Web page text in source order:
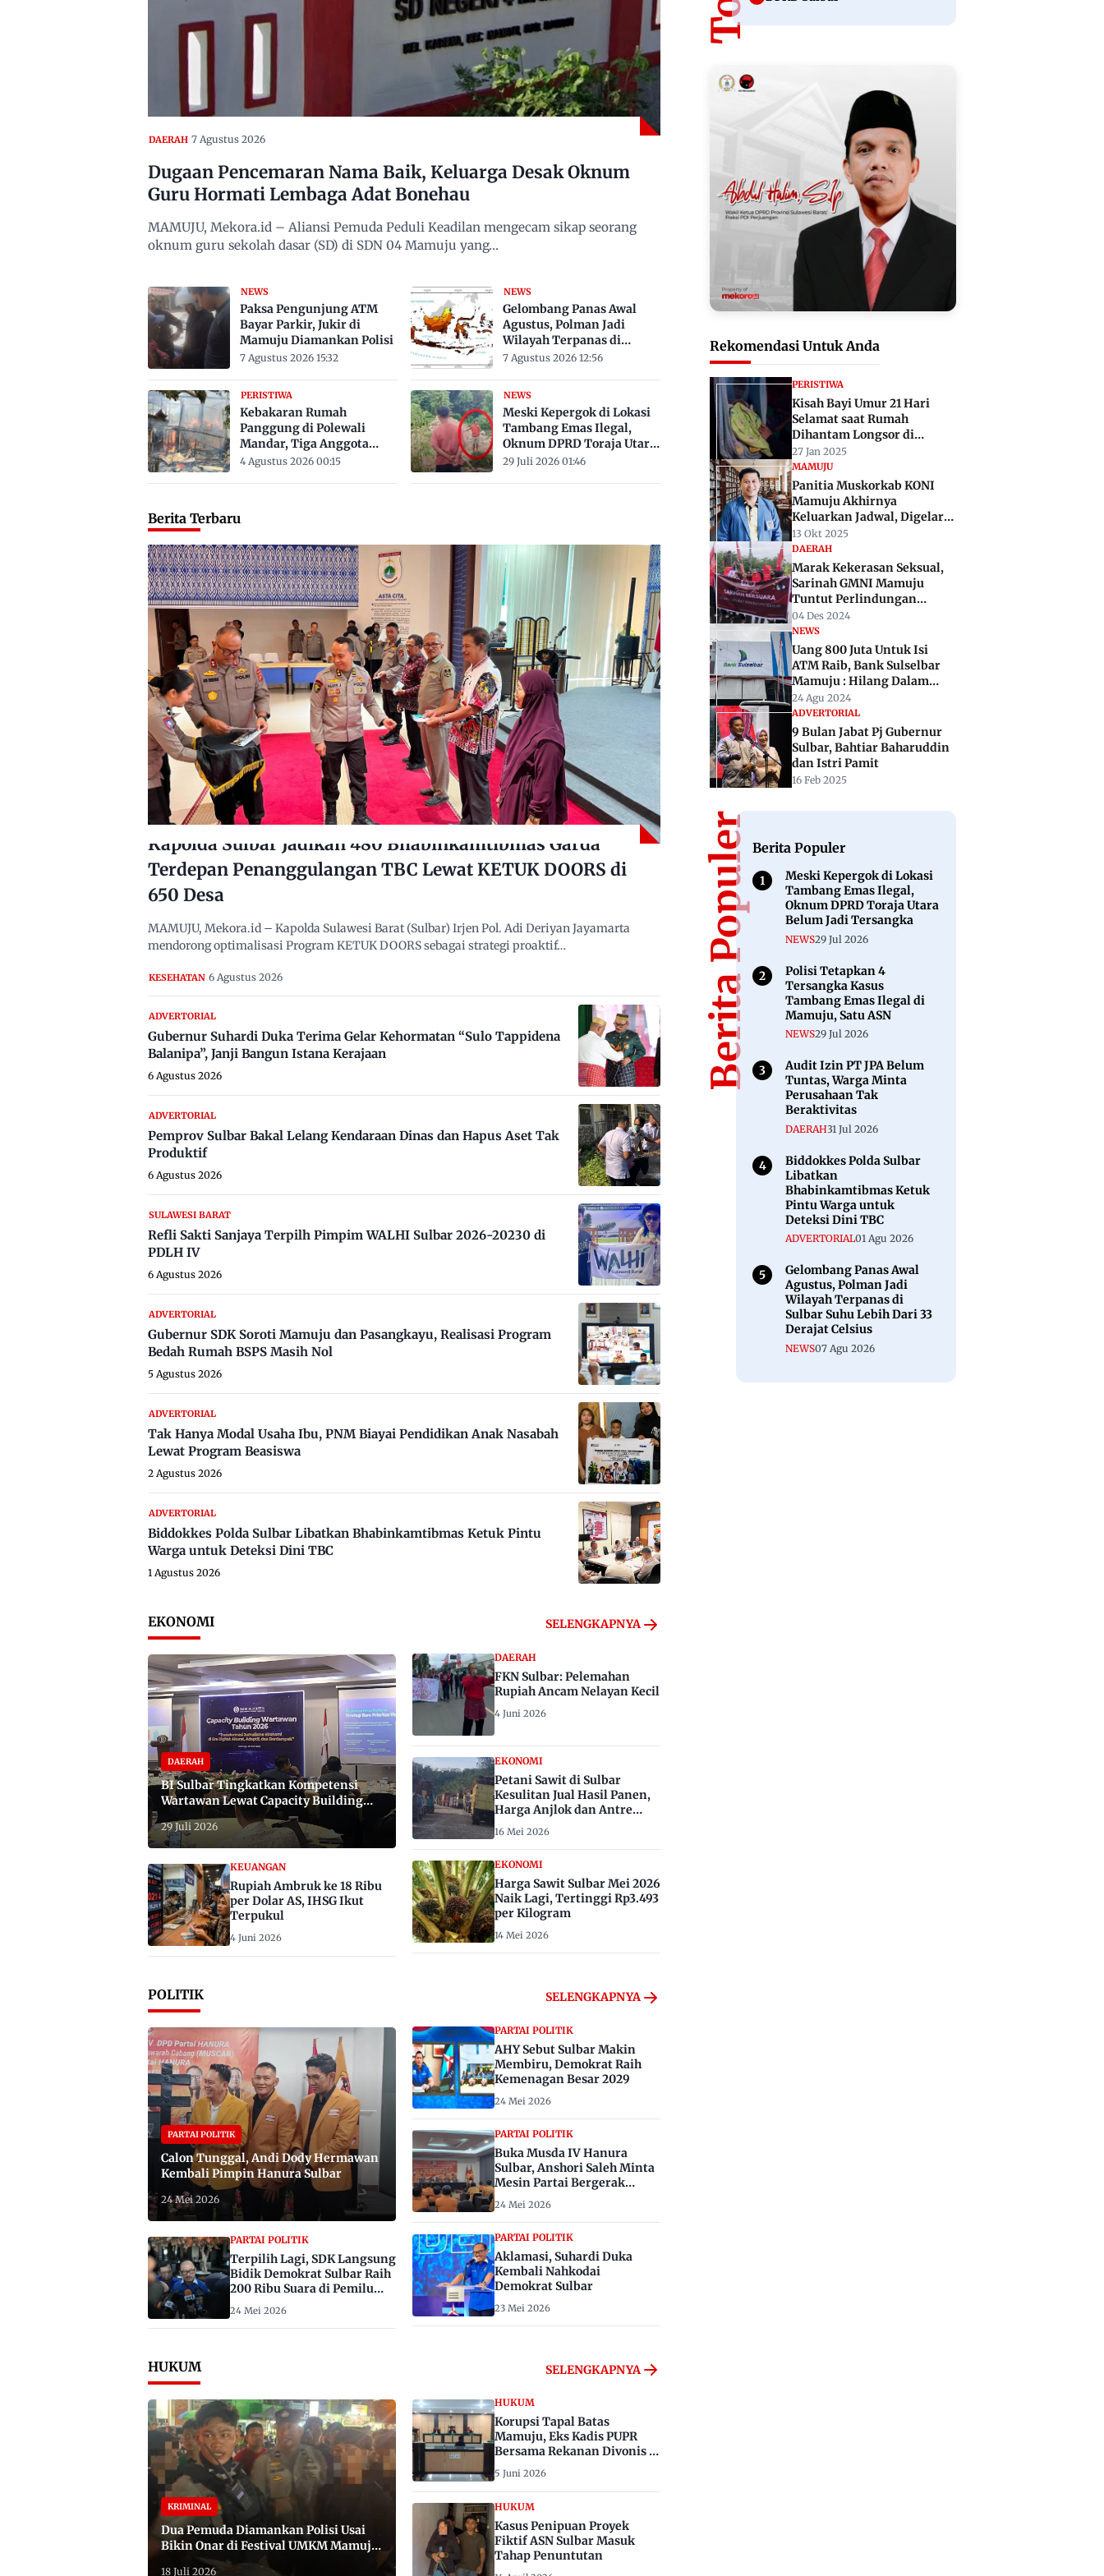
DAERAH 7 Agustus 2026
Dugaan Pencemaran Nama Baik, Keluarga Desak Oknum
Guru Hormati Lembaga Adat Bonehau
MAMUJU, Mekora.id – Aliansi Pemuda Peduli Keadilan mengecam sikap seorang
oknum guru sekolah dasar (SD) di SDN 04 Mamuju yang…
NEWS
Paksa Pengunjung ATM
Bayar Parkir, Jukir di
Mamuju Diamankan Polisi
7 Agustus 2026 15:32
NEWS
Gelombang Panas Awal
Agustus, Polman Jadi
Wilayah Terpanas di
Sulbar Suhu Lebih Dari 33
7 Agustus 2026 12:56
PERISTIWA
Kebakaran Rumah
Panggung di Polewali
Mandar, Tiga Anggota
Keluarga Tewas Terjebak
4 Agustus 2026 00:15
NEWS
Meski Kepergok di Lokasi
Tambang Emas Ilegal,
Oknum DPRD Toraja Utara
Belum Jadi Tersangka
29 Juli 2026 01:46
Berita Terbaru
Kapolda Sulbar Jadikan 480 Bhabinkamtibmas Garda
Terdepan Penanggulangan TBC Lewat KETUK DOORS di
650 Desa
MAMUJU, Mekora.id – Kapolda Sulawesi Barat (Sulbar) Irjen Pol. Adi Deriyan Jayamarta
mendorong optimalisasi Program KETUK DOORS sebagai strategi proaktif…
KESEHATAN 6 Agustus 2026
ADVERTORIAL
Gubernur Suhardi Duka Terima Gelar Kehormatan “Sulo Tappidena
Balanipa”, Janji Bangun Istana Kerajaan
6 Agustus 2026
ADVERTORIAL
Pemprov Sulbar Bakal Lelang Kendaraan Dinas dan Hapus Aset Tak
Produktif
6 Agustus 2026
SULAWESI BARAT
Refli Sakti Sanjaya Terpilh Pimpim WALHI Sulbar 2026-20230 di
PDLH IV
6 Agustus 2026
ADVERTORIAL
Gubernur SDK Soroti Mamuju dan Pasangkayu, Realisasi Program
Bedah Rumah BSPS Masih Nol
5 Agustus 2026
ADVERTORIAL
Tak Hanya Modal Usaha Ibu, PNM Biayai Pendidikan Anak Nasabah
Lewat Program Beasiswa
2 Agustus 2026
ADVERTORIAL
Biddokkes Polda Sulbar Libatkan Bhabinkamtibmas Ketuk Pintu
Warga untuk Deteksi Dini TBC
1 Agustus 2026
EKONOMI SELENGKAPNYA
DAERAH
BI Sulbar Tingkatkan Kompetensi
Wartawan Lewat Capacity Building
2026
29 Juli 2026
KEUANGAN
Rupiah Ambruk ke 18 Ribu
per Dolar AS, IHSG Ikut
Terpukul
4 Juni 2026
DAERAH
FKN Sulbar: Pelemahan
Rupiah Ancam Nelayan Kecil
4 Juni 2026
EKONOMI
Petani Sawit di Sulbar
Kesulitan Jual Hasil Panen,
Harga Anjlok dan Antre
Berhari-hari
16 Mei 2026
EKONOMI
Harga Sawit Sulbar Mei 2026
Naik Lagi, Tertinggi Rp3.493
per Kilogram
14 Mei 2026
POLITIK SELENGKAPNYA
PARTAI POLITIK
Calon Tunggal, Andi Dody Hermawan
Kembali Pimpin Hanura Sulbar
24 Mei 2026
PARTAI POLITIK
Terpilih Lagi, SDK Langsung
Bidik Demokrat Sulbar Raih
200 Ribu Suara di Pemilu
2029
24 Mei 2026
PARTAI POLITIK
AHY Sebut Sulbar Makin
Membiru, Demokrat Raih
Kemenagan Besar 2029
24 Mei 2026
PARTAI POLITIK
Buka Musda IV Hanura
Sulbar, Anshori Saleh Minta
Mesin Partai Bergerak
Menangkan Pemilu 2029
24 Mei 2026
PARTAI POLITIK
Aklamasi, Suhardi Duka
Kembali Nahkodai
Demokrat Sulbar
23 Mei 2026
HUKUM SELENGKAPNYA
KRIMINAL
Dua Pemuda Diamankan Polisi Usai
Bikin Onar di Festival UMKM Mamuju,
Satu Bawa Badik
18 Juli 2026
HUKUM
Korupsi Tapal Batas
Mamuju, Eks Kadis PUPR
Bersama Rekanan Divonis 6
dan 8 Tahun Penjara
5 Juni 2026
HUKUM
Kasus Penipuan Proyek
Fiktif ASN Sulbar Masuk
Tahap Penuntutan
Rekomendasi Untuk Anda
PERISTIWA
Kisah Bayi Umur 21 Hari
Selamat saat Rumah
Dihantam Longsor di
Mamuju
27 Jan 2025
MAMUJU
Panitia Muskorkab KONI
Mamuju Akhirnya
Keluarkan Jadwal, Digelar
November 2025
13 Okt 2025
DAERAH
Marak Kekerasan Seksual,
Sarinah GMNI Mamuju
Tuntut Perlindungan
Perempuan Dikuatkan
04 Des 2024
NEWS
Uang 800 Juta Untuk Isi
ATM Raib, Bank Sulselbar
Mamuju : Hilang Dalam
Perjalanan
24 Agu 2024
ADVERTORIAL
9 Bulan Jabat Pj Gubernur
Sulbar, Bahtiar Baharuddin
dan Istri Pamit
16 Feb 2025
Berita PopulerBerita Populer
Meski Kepergok di Lokasi
Tambang Emas Ilegal,
Oknum DPRD Toraja Utara
Belum Jadi Tersangka
NEWS29 Jul 2026
Polisi Tetapkan 4
Tersangka Kasus
Tambang Emas Ilegal di
Mamuju, Satu ASN
NEWS29 Jul 2026
Audit Izin PT JPA Belum
Tuntas, Warga Minta
Perusahaan Tak
Beraktivitas
DAERAH31 Jul 2026
Biddokkes Polda Sulbar
Libatkan
Bhabinkamtibmas Ketuk
Pintu Warga untuk
Deteksi Dini TBC
ADVERTORIAL01 Agu 2026
Gelombang Panas Awal
Agustus, Polman Jadi
Wilayah Terpanas di
Sulbar Suhu Lebih Dari 33
Derajat Celsius
NEWS07 Agu 2026